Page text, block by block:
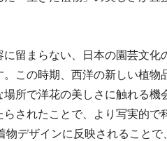
留まらない、日本の園芸文化
この時期、西洋の新しい植物
所で洋花の美しさに触れる機
されたことで、より写実的で
デザインに反映されることで、